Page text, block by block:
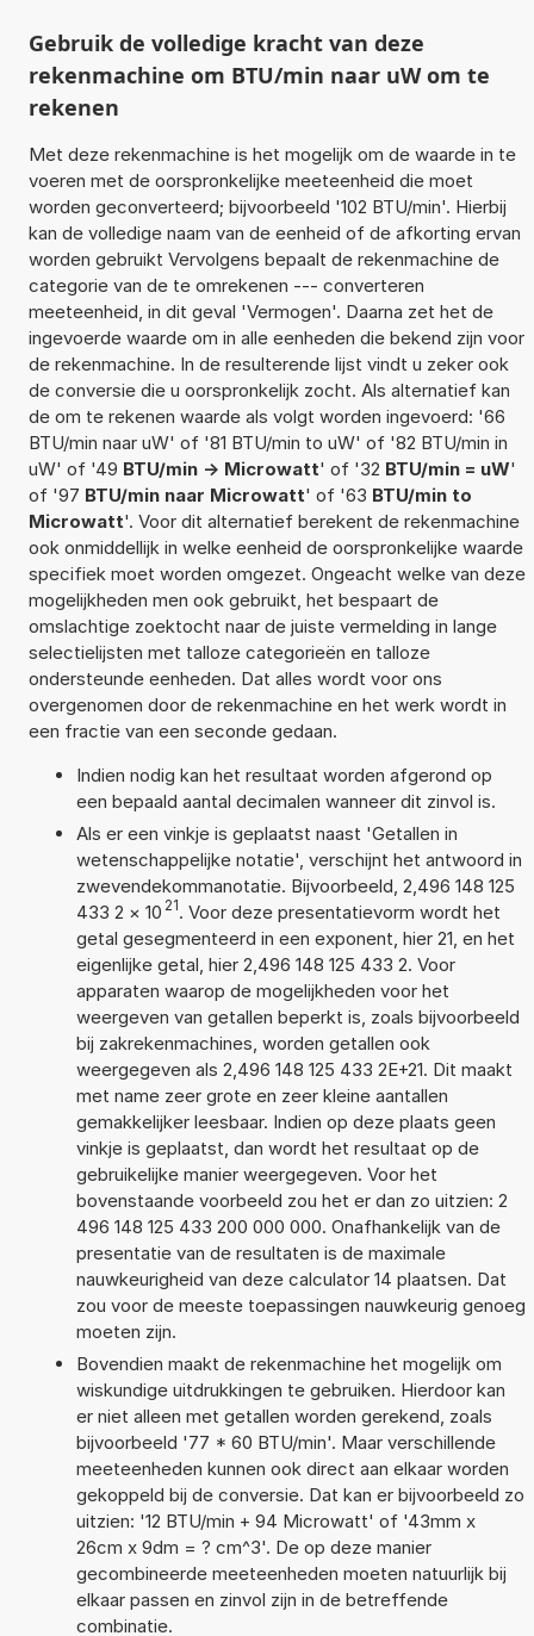
Gebruik de volledige kracht van deze
rekenmachine om BTU/min naar uW om te
rekenen
Met deze rekenmachine is het mogelijk om de waarde in te
voeren met de oorspronkelijke meeteenheid die moet
worden geconverteerd; bijvoorbeeld '102 BTU/min'. Hierbij
kan de volledige naam van de eenheid of de afkorting ervan
worden gebruikt Vervolgens bepaalt de rekenmachine de
categorie van de te omrekenen --- converteren
meeteenheid, in dit geval 'Vermogen'. Daarna zet het de
ingevoerde waarde om in alle eenheden die bekend zijn voor
de rekenmachine. In de resulterende lijst vindt u zeker ook
de conversie die u oorspronkelijk zocht. Als alternatief kan
de om te rekenen waarde als volgt worden ingevoerd: '66
BTU/min naar uW' of '81 BTU/min to uW' of '82 BTU/min in
uW' of '49 BTU/min -> Microwatt' of '32 BTU/min = uW'
of '97 BTU/min naar Microwatt' of '63 BTU/min to
Microwatt'. Voor dit alternatief berekent de rekenmachine
ook onmiddellijk in welke eenheid de oorspronkelijke waarde
specifiek moet worden omgezet. Ongeacht welke van deze
mogelijkheden men ook gebruikt, het bespaart de
omslachtige zoektocht naar de juiste vermelding in lange
selectielijsten met talloze categorieën en talloze
ondersteunde eenheden. Dat alles wordt voor ons
overgenomen door de rekenmachine en het werk wordt in
een fractie van een seconde gedaan.
Indien nodig kan het resultaat worden afgerond op
een bepaald aantal decimalen wanneer dit zinvol is.
Als er een vinkje is geplaatst naast 'Getallen in
wetenschappelijke notatie', verschijnt het antwoord in
zwevendekommanotatie. Bijvoorbeeld, 2,496 148 125
433 2 × 10 21. Voor deze presentatievorm wordt het
getal gesegmenteerd in een exponent, hier 21, en het
eigenlijke getal, hier 2,496 148 125 433 2. Voor
apparaten waarop de mogelijkheden voor het
weergeven van getallen beperkt is, zoals bijvoorbeeld
bij zakrekenmachines, worden getallen ook
weergegeven als 2,496 148 125 433 2E+21. Dit maakt
met name zeer grote en zeer kleine aantallen
gemakkelijker leesbaar. Indien op deze plaats geen
vinkje is geplaatst, dan wordt het resultaat op de
gebruikelijke manier weergegeven. Voor het
bovenstaande voorbeeld zou het er dan zo uitzien: 2
496 148 125 433 200 000 000. Onafhankelijk van de
presentatie van de resultaten is de maximale
nauwkeurigheid van deze calculator 14 plaatsen. Dat
zou voor de meeste toepassingen nauwkeurig genoeg
moeten zijn.
Bovendien maakt de rekenmachine het mogelijk om
wiskundige uitdrukkingen te gebruiken. Hierdoor kan
er niet alleen met getallen worden gerekend, zoals
bijvoorbeeld '77 * 60 BTU/min'. Maar verschillende
meeteenheden kunnen ook direct aan elkaar worden
gekoppeld bij de conversie. Dat kan er bijvoorbeeld zo
uitzien: '12 BTU/min + 94 Microwatt' of '43mm x
26cm x 9dm = ? cm^3'. De op deze manier
gecombineerde meeteenheden moeten natuurlijk bij
elkaar passen en zinvol zijn in de betreffende
combinatie.